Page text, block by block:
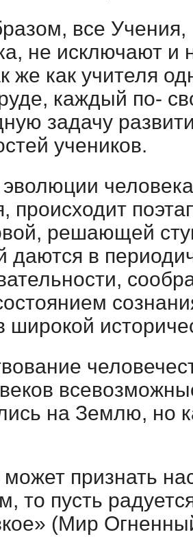
все
не исключают и
же как учителя
каждый по-
задачу
учеников.
происходит
решающей
даются в
широкой
на Землю, но
может признать
то пусть
(Мир